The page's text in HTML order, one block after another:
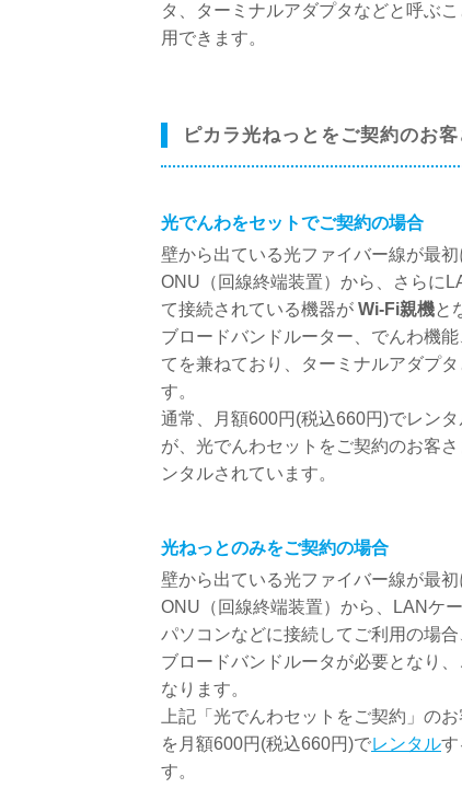
タ、ターミナルアダプタなどと呼ぶこ
用できます。
ピカラ光ねっとをご契約のお
光でんわをセットでご契約の場合
壁から出ている光ファイバー線が最
ONU（回線終端装置）から、さらに
て接続されている機器が Wi-Fi親機と
ブロードバンドルーター、でんわ機
てを兼ねており、ターミナルアダプタ
す。
通常、月額600円(税込660円)でレン
が、光でんわセットをご契約のお客
ンタルされています。
光ねっとのみをご契約の場合
壁から出ている光ファイバー線が最
ONU（回線終端装置）から、LANケ
パソコンなどに接続してご利用の場
ブロードバンドルータが必要となり
なります。
上記「光でんわセットをご契約」の
を月額600円(税込660円)でレンタルす
す。